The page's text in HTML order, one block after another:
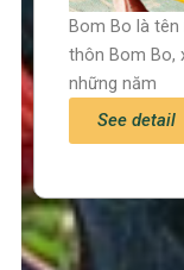
Trang chủ
Bom Bo là
thôn Bom Bo,
những năm
See detail